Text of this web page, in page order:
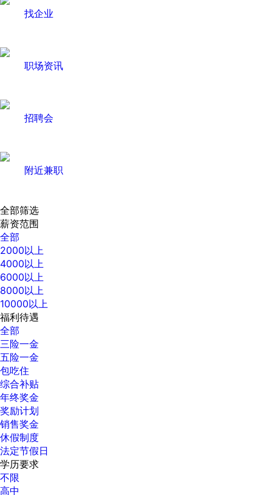
找企业
职场资讯
招聘会
附近兼职
全部筛选
薪资范围
全部
2000以上
4000以上
6000以上
8000以上
10000以上
福利待遇
全部
三险一金
五险一金
包吃住
综合补贴
年终奖金
奖励计划
销售奖金
休假制度
法定节假日
学历要求
不限
高中